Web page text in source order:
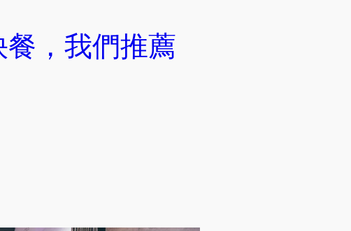
，我們推薦